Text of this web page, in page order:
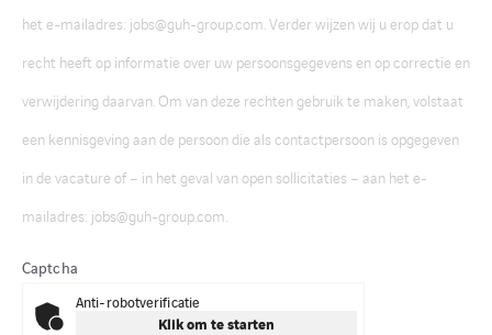
het e-mailadres: jobs@guh-group.com. Verder wijzen wij u erop dat u
recht heeft op informatie over uw persoonsgegevens en op correctie en
verwijdering daarvan. Om van deze rechten gebruik te maken, volstaat
een kennisgeving aan de persoon die als contactpersoon is opgegeven
in de vacature of – in het geval van open sollicitaties – aan het e-
mailadres: jobs@guh-group.com.
Captcha
Anti-robotverificatie
Klik om te starten